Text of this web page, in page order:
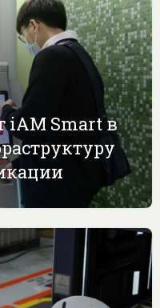
iAM Smart в